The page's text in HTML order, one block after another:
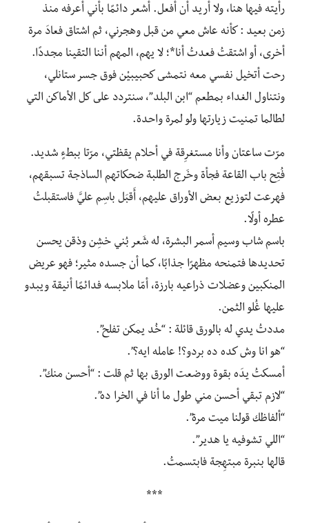
رأيته فيها هنا، ولا أريد أن أفعل. أشعر دائمًا بأني أعرفه منذ
زمن بعيد : كأنه عاش معي من قبل وهجرني، ثم اشتاق فعادَ مرة
أخرى، أو اشتقتُ فعدتُ أنا*؛ لا يهم، المهم أننا التقينا مجددًا.
رحت أتخيل نفسي معه نتمشى كحبيبيْن فوق جسر ستانلي،
ونتناول الغداء بمطعم “ابن البلد”، سنتردد على كل الأماكن التي
لطالما تمنيت زيارتها ولو لمرة واحدة.
مرّت ساعتان وأنا مستغرِقة في أحلام يقظتي، مرّتا ببطءٍ شديد.
فُتِح باب القاعة فجأة وخَرج الطلبة ضحكاتهم الساذجة تسبقهم،
فهرعت لتوزيع بعض الأوراق عليهم، أَقبَل باسِم عليَّ فاستقبلتُ
عطره أولًا.
باسم شاب وسيم أسمر البشرة، له شَعر بُني خشِن وذقن يحسن
تحديدها فتمنحه مظهرًا جذابًا، كما أن جسده مثير؛ فهو عريض
المنكبين وعضلات ذراعيه بارزة، أمّا ملابسه فدائمًا أنيقة ويبدو
عليها غُلو الثمن.
مددتُ يدي له بالورق قائلة : “خُد يمكن تفلح”.
“هو انا وش كده ده بردو؟! عامله ايه؟”.
أمسكتُ يدَه بقوة ووضعت الورق بها ثم قلت : “أحسن منك”.
“لازم تبقي أحسن مني طول ما أنا في الخرا ده”.
“ألفاظك قولنا ميت مرة”.
“اللي تشوفيه يا هدير”.
قالها بنبرة مبتهِجة فابتسمتُ.
***